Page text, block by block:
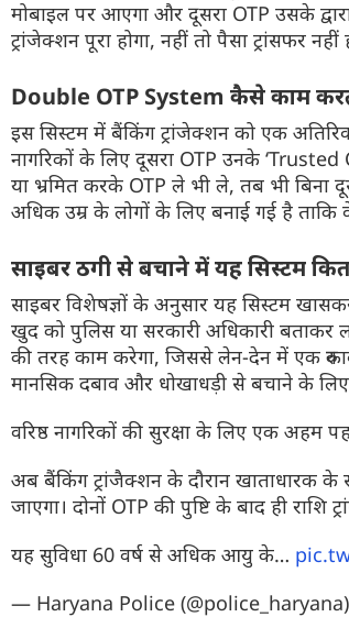
मोबाइल पर आएगा और दूसरा OTP उसके
ट्रांजेक्शन पूरा होगा, नहीं तो पैसा ट्रांसफर नहीं
Double OTP System कैसे काम
इस सिस्टम में बैंकिंग ट्रांजेक्शन को एक
नागरिकों के लिए दूसरा OTP उनके
या भ्रमित करके OTP ले भी ले, तब भी बिना
अधिक उम्र के लोगों के लिए बनाई गई है ताकि
साइबर ठगी से बचाने में यह सिस्टम
साइबर विशेषज्ञों के अनुसार यह सिस्टम
खुद को पुलिस या सरकारी अधिकारी बताकर
की तरह काम करेगा, जिससे लेन-देन में एक
मानसिक दबाव और धोखाधड़ी से बचाने के
वरिष्ठ नागरिकों की सुरक्षा के लिए एक अहम
अब बैंकिंग ट्रांजैक्शन के दौरान खाताधारक
जाएगा। दोनों OTP की पुष्टि के बाद ही राशि
यह सुविधा 60 वर्ष से अधिक आयु के…
— Haryana Police (@police_haryana)